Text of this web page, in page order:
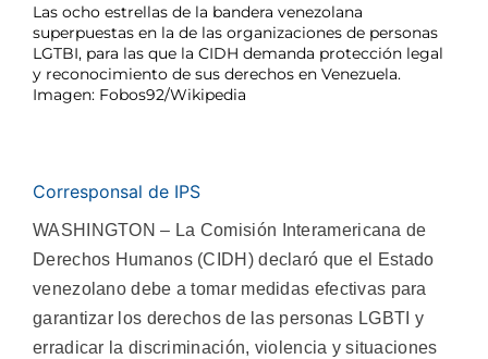
Las ocho estrellas de la bandera venezolana
superpuestas en la de las organizaciones de personas
LGTBI, para las que la CIDH demanda protección legal
y reconocimiento de sus derechos en Venezuela.
Imagen: Fobos92/Wikipedia
Corresponsal de IPS
WASHINGTON – La Comisión Interamericana de
Derechos Humanos (CIDH) declaró que el Estado
venezolano debe a tomar medidas efectivas para
garantizar los derechos de las personas LGBTI y
erradicar la discriminación, violencia y situaciones